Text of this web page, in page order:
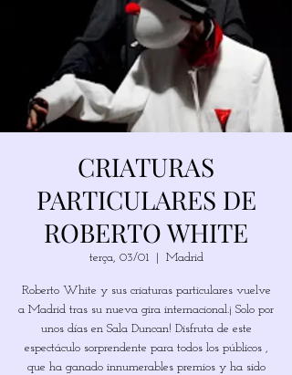
CRIATURAS
PARTICULARES DE
ROBERTO WHITE
terça, 03/01
  |
Madrid
Roberto White y sus criaturas particulares vuelve
a Madrid tras su nueva gira internacional.¡ Solo por
unos días en Sala Duncan! Disfruta de este
espectáculo sorprendente para todos los públicos ,
que ha ganado innumerables premios y ha sido